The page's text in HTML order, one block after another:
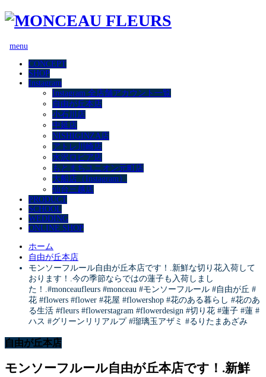
menu
CONCEPT
SHOP
Instagram
Instagram 全店舗アカウント一覧
自由が丘本店
小石川店
中延店
NISHIGINZA店
アトレ川崎店
水沢ロピア店
もとまちユニオン元町店
大船店（Instagram）
仙台三越店
PRODUCT
SCHOOL
WEDDING
ONLINE SHOP
ホーム
自由が丘本店
モンソーフルール自由が丘本店です！.新鮮な切り花入荷して
おります️！.今の季節ならではの蓮子も入荷しまし
た！.#monceaufleurs #monceau #モンソーフルール #自由が丘 #
花 #flowers #flower #花屋 #flowershop #花のある暮らし #花のあ
る生活 #fleurs #flowerstagram #flowerdesign #切り花 #蓮子 #蓮 #
ハス #グリーンリリアルプ #瑠璃玉アザミ #るりたまあざみ
自由が丘本店
モンソーフルール自由が丘本店です！.新鮮